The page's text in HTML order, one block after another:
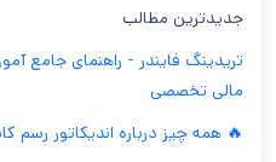
جدیدترین مطالب
تریدینگ فایندر - راهنمای جامع
مالی تخصصی
🔥 همه چیز درباره اندیکاتور رسم